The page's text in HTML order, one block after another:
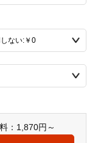
：1,870円～